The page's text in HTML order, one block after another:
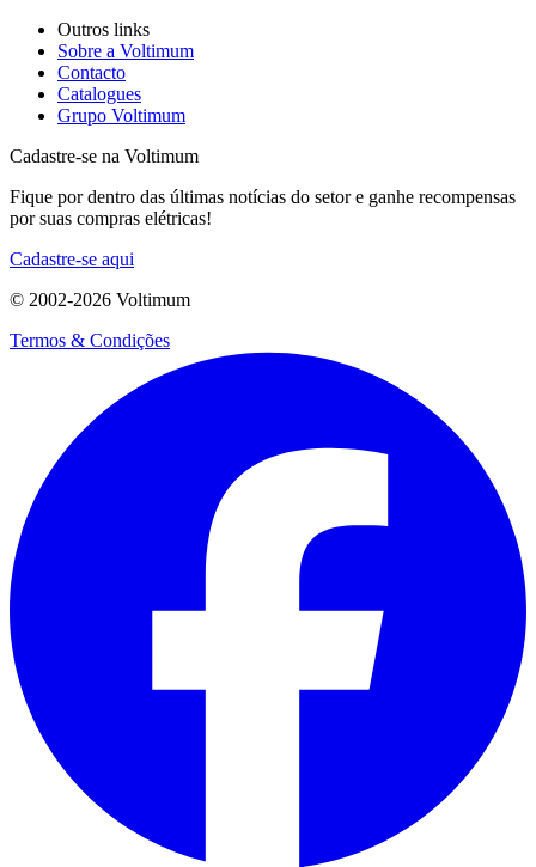
Outros links
Sobre a Voltimum
Contacto
Catalogues
Grupo Voltimum
Cadastre-se na Voltimum
Fique por dentro das últimas notícias do setor e ganhe recompensas
por suas compras elétricas!
Cadastre-se aqui
© 2002-2026 Voltimum
Termos & Condições